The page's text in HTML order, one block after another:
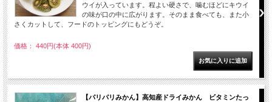
ウイが入っています。程よい硬さで、噛むほどにキウイ
の味が口の中に広がります。そのまま食べても、また小
さくカットして、フードのトッピングにもどうぞ。
価格： 440円(本体 400円)
【パリパリみかん】高知産ドライみかん ビタミンたっ